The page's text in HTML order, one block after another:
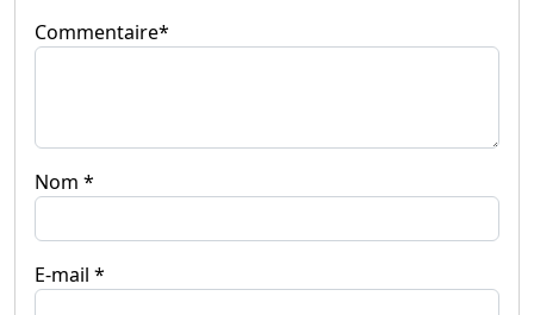
Commentaire*
Nom *
E-mail *